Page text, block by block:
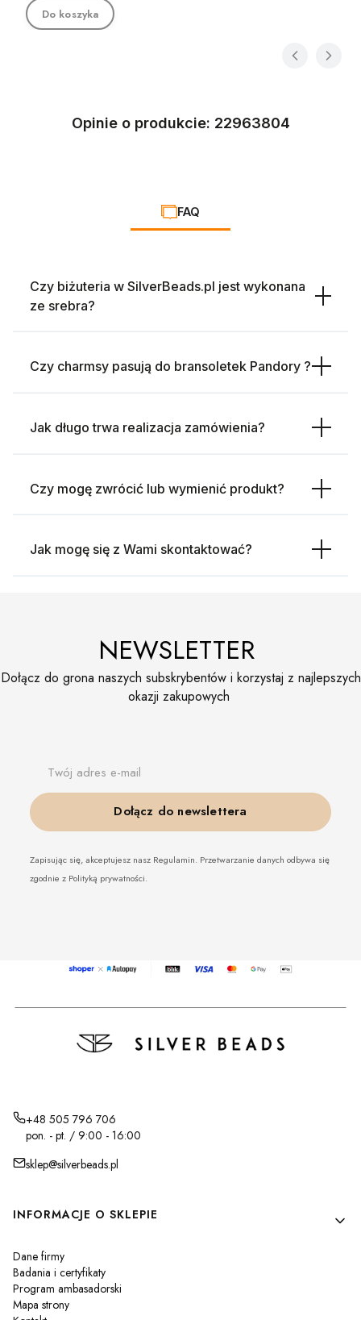
Do koszyka
Opinie o produkcie: 22963804
FAQ
Czy biżuteria w SilverBeads.pl jest wykonana
ze srebra?
Czy charmsy pasują do bransoletek Pandory ?
Jak długo trwa realizacja zamówienia?
Czy mogę zwrócić lub wymienić produkt?
Jak mogę się z Wami skontaktować?
NEWSLETTER
Dołącz do grona naszych subskrybentów i korzystaj z najlepszych
okazji zakupowych
Twój adres e-mail
Dołącz do newslettera
Zapisując się, akceptujesz nasz Regulamin. Przetwarzanie danych odbywa się
zgodnie z Polityką prywatności.
+48 505 796 706
pon. - pt. / 9:00 - 16:00
sklep@silverbeads.pl
Linki w stopce
INFORMACJE O SKLEPIE
Dane firmy
Badania i certyfikaty
Program ambasadorski
Mapa strony